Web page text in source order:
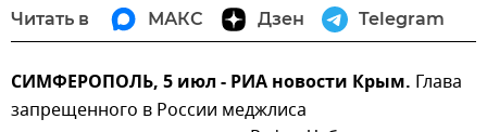
Читать в МАКС Дзен Telegram
СИМФЕРОПОЛЬ, 5 июл - РИА новости Крым. Глава
запрещенного в России меджлиса